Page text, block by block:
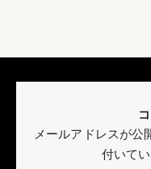
メールアドレスが公
付いて